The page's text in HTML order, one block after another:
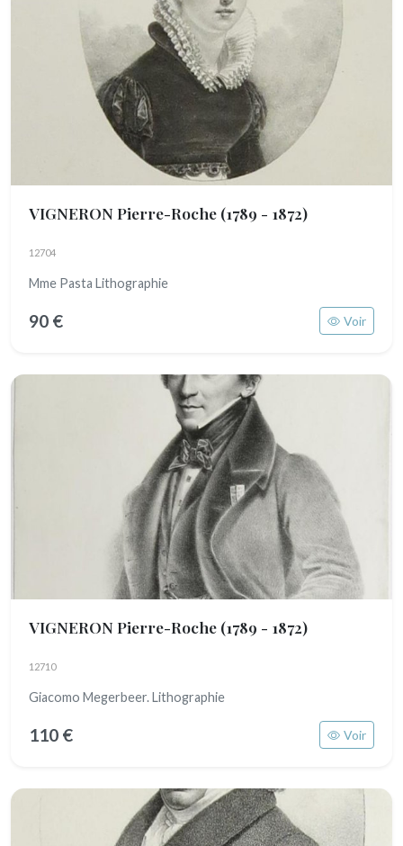
VIGNERON Pierre-Roche (1789 - 1872)
12704
Mme Pasta Lithographie
90 € Voir
VIGNERON Pierre-Roche (1789 - 1872)
12710
Giacomo Megerbeer. Lithographie
110 € Voir